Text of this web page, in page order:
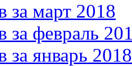
за март 2018
за февраль
за январь 2018